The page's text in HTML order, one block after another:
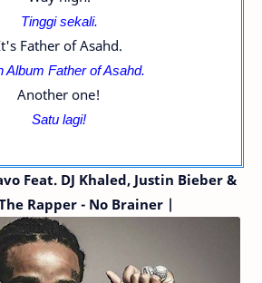
Tinggi sekali.
Father of Asahd.
Album Father of Asahd.
Another one!
Satu lagi!
Feat. DJ Khaled, Justin Bieber &
Rapper - No Brainer |